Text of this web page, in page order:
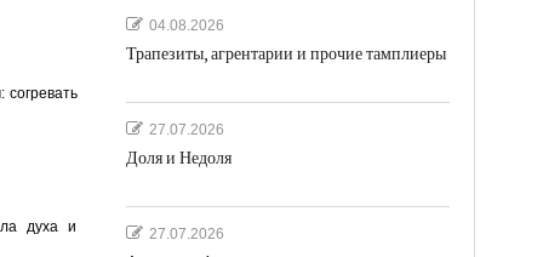
духа и
04.08.2026
Трапезиты, агрентарии и прочие тамплиеры
27.07.2026
Доля и Недоля
27.07.2026